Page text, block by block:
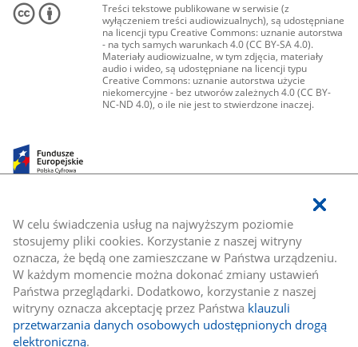
W celu świadczenia usług na najwyższym poziomie
stosujemy pliki cookies. Korzystanie z naszej witryny
oznacza, że będą one zamieszczane w Państwa urządzeniu.
W każdym momencie można dokonać zmiany ustawień
Państwa przeglądarki. Dodatkowo, korzystanie z naszej
witryny oznacza akceptację przez Państwa klauzuli
przetwarzania danych osobowych udostępnionych drogą
elektroniczną.
Treści tekstowe publikowane w serwisie (z
wyłączeniem treści audiowizualnych), są udostępniane
na licencji typu Creative Commons: uznanie autorstwa
- na tych samych warunkach 4.0 (CC BY-SA 4.0).
Materiały audiowizualne, w tym zdjęcia, materiały
audio i wideo, są udostępniane na licencji typu
Creative Commons: uznanie autorstwa użycie
niekomercyjne - bez utworów zależnych 4.0 (CC BY-
NC-ND 4.0), o ile nie jest to stwierdzone inaczej.